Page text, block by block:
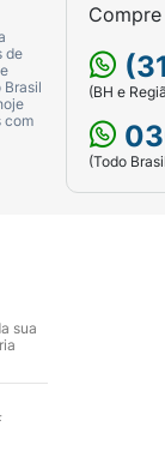
de
Brasil
com
(BH e
(Todo
sua